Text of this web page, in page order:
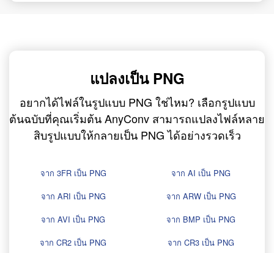
แปลงเป็น PNG
อยากได้ไฟล์ในรูปแบบ PNG ใช่ไหม? เลือกรูปแบบ
ต้นฉบับที่คุณเริ่มต้น AnyConv สามารถแปลงไฟล์หลาย
สิบรูปแบบให้กลายเป็น PNG ได้อย่างรวดเร็ว
จาก 3FR เป็น PNG
จาก AI เป็น PNG
จาก ARI เป็น PNG
จาก ARW เป็น PNG
จาก AVI เป็น PNG
จาก BMP เป็น PNG
จาก CR2 เป็น PNG
จาก CR3 เป็น PNG